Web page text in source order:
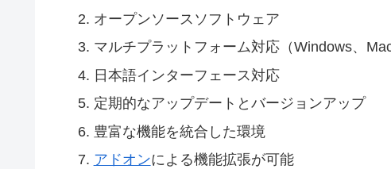
オープンソースソフトウェア
マルチプラットフォーム対応（Windows、Mac
日本語インターフェース対応
定期的なアップデートとバージョンアップ
豊富な機能を統合した環境
アドオンによる機能拡張が可能